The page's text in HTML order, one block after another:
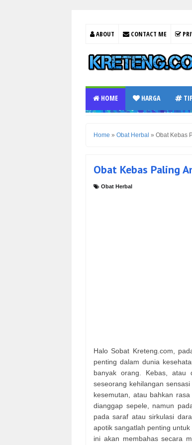
ABOUT CONTACT ME
HOME HARGA
Home » Obat Herbal » Obat Kebas
Obat Kebas Paling
Obat Herbal
Halo Sobat Kreteng.com,
penting dalam dunia
banyak orang. Kebas, atau
seseorang kehilangan
kesemutan, atau bahkan
dianggap sepele, namun
pada saraf atau sirkulasi
apotik sangatlah penting
ini akan membahas secara